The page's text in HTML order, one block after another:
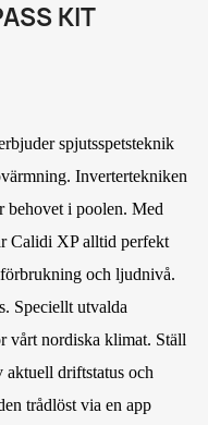
KIT
spjutsspetsteknik
Invertertekniken
behovet i poolen. Med
Calidi XP alltid perfekt
och ljudnivå.
Speciellt utvalda
vårt nordiska klimat. Ställ
aktuell driftstatus och
trådlöst via en app